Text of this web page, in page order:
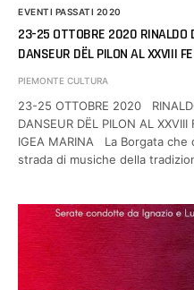
EVENTI PASSATI 2020
23-25 OTTOBRE 2020 RINALDO
DANSEUR DËL PILON AL XXVIII
PIEMONTE CULTURA
23-25 OTTOBRE 2020
DANSEUR DËL PILON AL
IGEA MARINA La Borgata che
strada di musiche della